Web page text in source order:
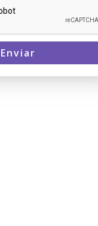
Enviar